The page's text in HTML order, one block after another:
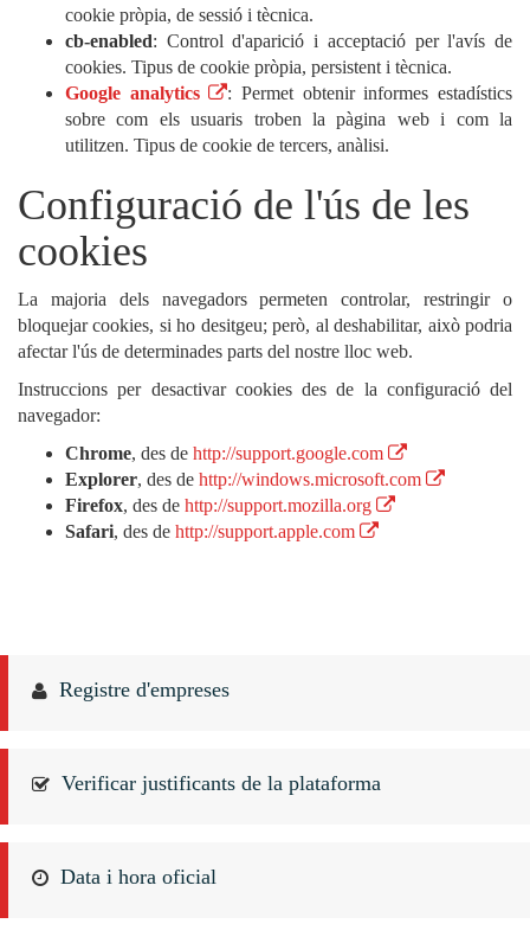
cookie pròpia, de sessió i tècnica.
cb-enabled: Control d'aparició i acceptació per l'avís de
cookies. Tipus de cookie pròpia, persistent i tècnica.
Google analytics
: Permet obtenir informes estadístics
sobre com els usuaris troben la pàgina web i com la
utilitzen. Tipus de cookie de tercers, anàlisi.
Configuració de l'ús de les
cookies
La majoria dels navegadors permeten controlar, restringir o
bloquejar cookies, si ho desitgeu; però, al deshabilitar, això podria
afectar l'ús de determinades parts del nostre lloc web.
Instruccions per desactivar cookies des de la configuració del
navegador:
Chrome, des de http://support.google.com
Explorer, des de http://windows.microsoft.com
Firefox, des de http://support.mozilla.org
Safari, des de http://support.apple.com
Registre d'empreses
Verificar justificants de la plataforma
Data i hora oficial